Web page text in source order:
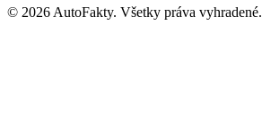
© 2026 AutoFakty. Všetky práva vyhradené.